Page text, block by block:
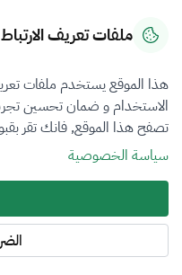
رقم العضوية
فرع التقييم
الكل
نوع العضوية
منتسب
المنطقة
ملفات تعريف الارتباط
هذا الموقع يستخدم ملفات
الاستخدام و ضمان تحسين
تصفح هذا الموقع, فانك تقر
سياسة الخصوصية